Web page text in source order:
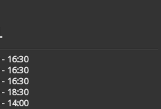
- 16:30
- 16:30
- 16:30
- 18:30
- 14:00